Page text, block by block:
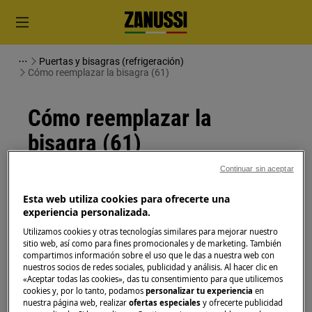
Puertas y bisagras (refrigeración)
Cómo reemplazar la bisagra (61)
Cómo reemplazar la
bisagra (61)
Antes de cualquier operación de mantenimiento,
apague el aparato y desconecte el enchufe de red de
la toma de corriente.
Siempre tenga cuidado al mover electrodomésticos,
para electrodomésticos pesados son necesarias dos
personas para moverlos.
Esta web utiliza cookies para ofrecerte una
experiencia personalizada.
Utilizamos cookies y otras tecnologías similares para mejorar nuestro
sitio web, así como para fines promocionales y de marketing. También
compartimos información sobre el uso que le das a nuestra web con
nuestros socios de redes sociales, publicidad y análisis. Al hacer clic en
«Aceptar todas las cookies», das tu consentimiento para que utilicemos
cookies y, por lo tanto, podamospersonalizar tu experienciaen
nuestra página web, realizarofertas especiales y ofrecerte publicidad
Continuar sin aceptar